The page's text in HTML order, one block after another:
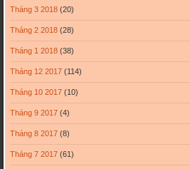
Tháng 3 2018(20)
Tháng 2 2018(28)
Tháng 1 2018(38)
Tháng 12 2017(114)
Tháng 10 2017(10)
Tháng 9 2017(4)
Tháng 8 2017(8)
Tháng 7 2017(61)